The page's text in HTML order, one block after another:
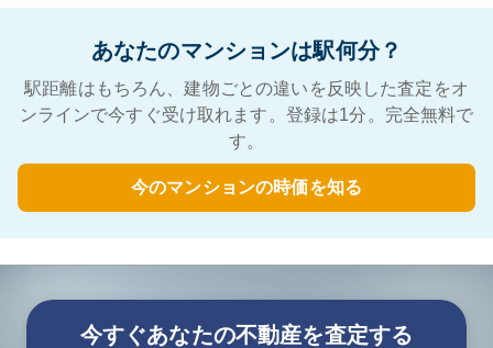
あなたのマンションは駅何分？
駅距離はもちろん、建物ごとの違いを反映した査定をオ
ンラインで今すぐ受け取れます。登録は1分。完全無料で
す。
今のマンションの時価を知る
今すぐあなたの不動産を査定する